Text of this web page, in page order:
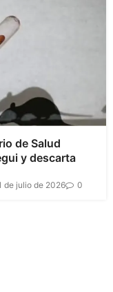
de Salud
y descarta
de julio de 2026 0